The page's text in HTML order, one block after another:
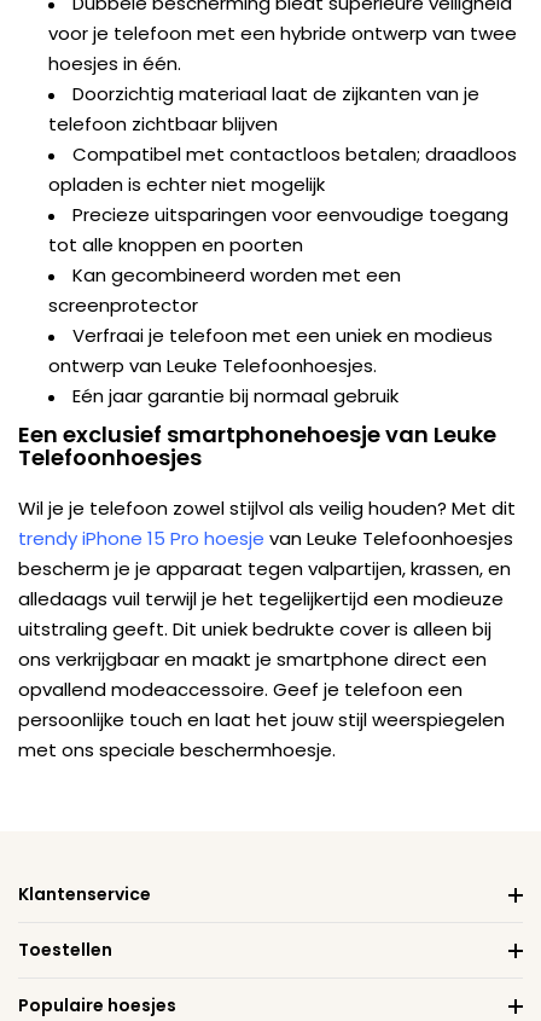
voor je telefoon met een hybride ontwerp van twee
hoesjes in één.
Doorzichtig materiaal laat de zijkanten van je
telefoon zichtbaar blijven
Compatibel met contactloos betalen; draadloos
opladen is echter niet mogelijk
Precieze uitsparingen voor eenvoudige toegang
tot alle knoppen en poorten
Kan gecombineerd worden met een
screenprotector
Verfraai je telefoon met een uniek en modieus
ontwerp van Leuke Telefoonhoesjes.
Eén jaar garantie bij normaal gebruik
Een exclusief smartphonehoesje van Leuke
Telefoonhoesjes
Wil je je telefoon zowel stijlvol als veilig houden? Met dit
trendy iPhone 15 Pro hoesje van Leuke Telefoonhoesjes
bescherm je je apparaat tegen valpartijen, krassen, en
alledaags vuil terwijl je het tegelijkertijd een modieuze
uitstraling geeft. Dit uniek bedrukte cover is alleen bij
ons verkrijgbaar en maakt je smartphone direct een
opvallend modeaccessoire. Geef je telefoon een
persoonlijke touch en laat het jouw stijl weerspiegelen
met ons speciale beschermhoesje.
Klantenservice
Toestellen
Populaire hoesjes